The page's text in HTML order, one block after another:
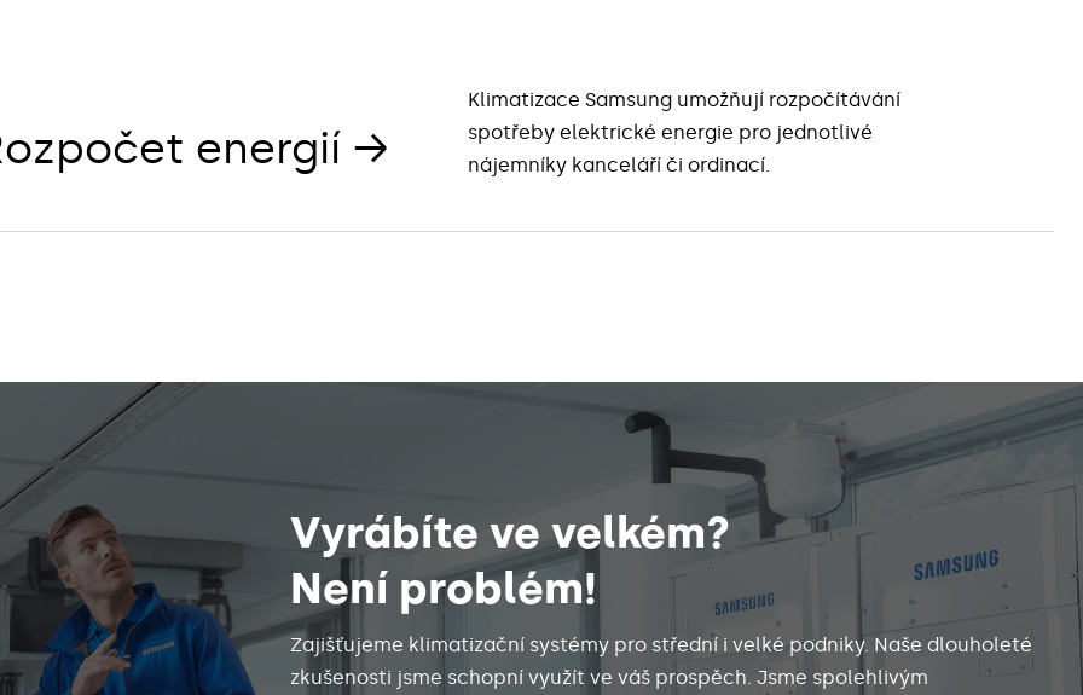
energií →
Klimatizace Samsung umožňují rozpočítávání
spotřeby elektrické energie pro jednotlivé
nájemníky kanceláří či ordinací.
Vyrábíte ve velkém?
Není problém!
Zajišťujeme klimatizační systémy pro střední i velké podniky. Naše dlouholeté
zkušenosti jsme schopní využít ve váš prospěch. Jsme spolehlivým